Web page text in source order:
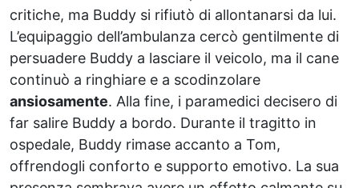
critiche, ma Buddy si rifiutò di allontanarsi da lui.
L’equipaggio dell’ambulanza cercò gentilmente di
persuadere Buddy a lasciare il veicolo, ma il cane
continuò a ringhiare e a scodinzolare
ansiosamente. Alla fine, i paramedici decisero di
far salire Buddy a bordo. Durante il tragitto in
ospedale, Buddy rimase accanto a Tom,
offrendogli conforto e supporto emotivo. La sua